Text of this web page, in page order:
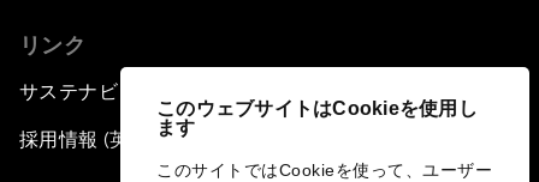
このウェブサイトはCookieを使用し
ます
このサイトではCookieを使って、ユーザー
リンク
サステナビリティへの取り組み
採用情報 (英語のみ)